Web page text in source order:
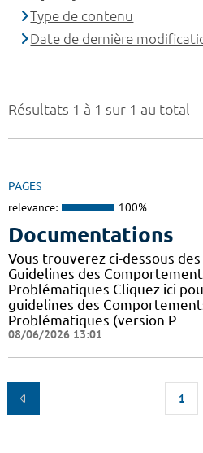
Résultats 1 à 1 sur 1 au total
PAGES
relevance: 100%
Documentations
Vous trouverez ci-dessous
Guidelines des
Problématiques Cliquez ici
guidelines des
Problématiques (version P
08/06/2026 13:01
1
Type de contenu
Date de dernière